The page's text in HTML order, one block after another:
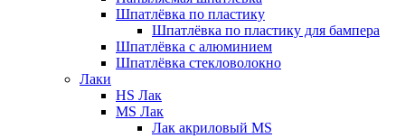
Шпатлёвка по пластику
Шпатлёвка по пластику для бампера
Шпатлёвка с алюминием
Шпатлёвка стекловолокно
Лаки
HS Лак
MS Лак
Лак акриловый MS